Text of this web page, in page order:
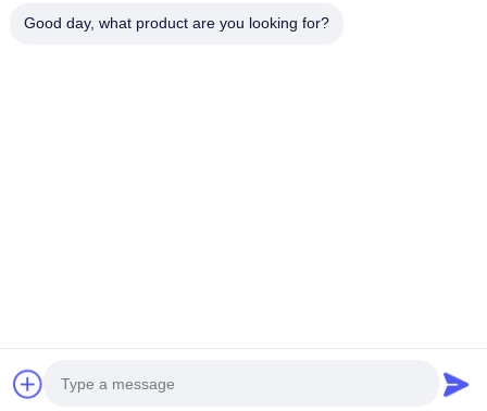
авторского права 2025-2026 Henan Ruiqite Chemical Industry
Co., Ltd. . Все права защищены.
Good day, what product are you looking for?